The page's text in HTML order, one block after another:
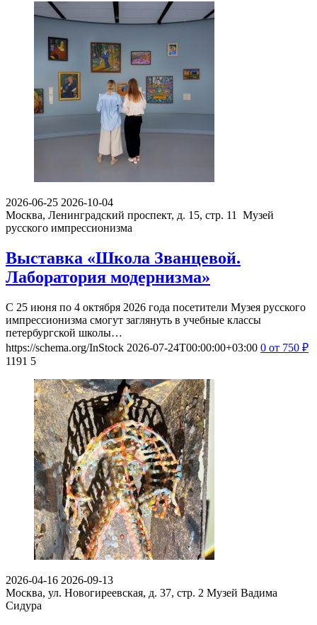
2026-06-25 2026-10-04
Москва, Ленинградский проспект, д. 15, стр. 11
Музей
русского импрессионизма
Выставка «Школа Званцевой.
Лаборатория модернизма»
С 25 июня по 4 октября 2026 года посетители Музея русского
импрессионизма смогут заглянуть в учебные классы
петербургской школы…
https://schema.org/InStock 2026-07-24T00:00:00+03:00 0 от 750 ₽
1191 5
2026-04-16 2026-09-13
Москва, ул. Новогиреевская, д. 37, стр. 2 Музей Вадима
Сидура